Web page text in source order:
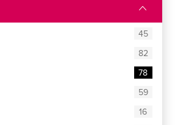
45
82
78
59
16